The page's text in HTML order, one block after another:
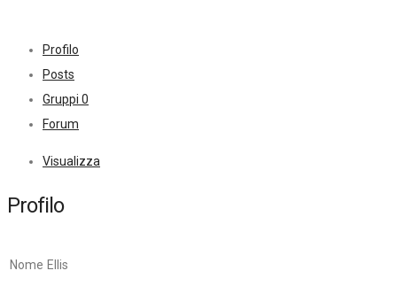
Profilo
Posts
Gruppi 0
Forum
Visualizza
Profilo
Nome Ellis